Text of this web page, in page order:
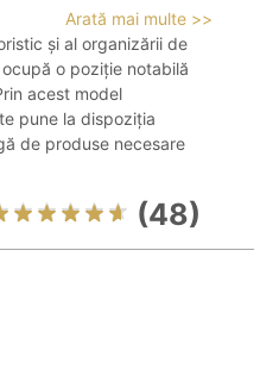
Arată mai multe >>
și al organizării de
o poziție notabilă
acest model
pune la dispoziția
de produse necesare
(48)